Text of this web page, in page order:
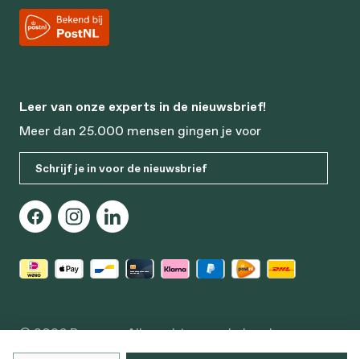
Leer van onze experts in de nieuwsbrief!
Meer dan 25.000 mensen gingen je voor
Schrijf je in voor de nieuwsbrief
© 2026 Bonusan. Alle rechten voorbehouden
Edisonstraat 64, 3281 NC Numansdorp